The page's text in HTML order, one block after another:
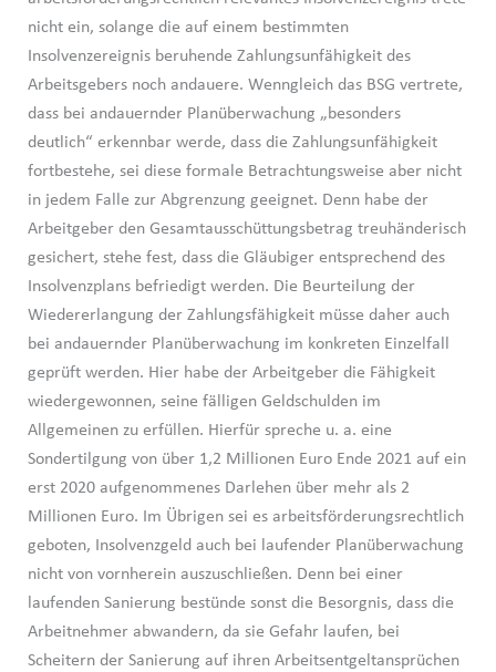
nicht ein, solange die auf einem bestimmten
Insolvenzereignis beruhende Zahlungsunfähigkeit des
Arbeitsgebers noch andauere. Wenngleich das BSG vertrete,
dass bei andauernder Planüberwachung „besonders
deutlich“ erkennbar werde, dass die Zahlungsunfähigkeit
fortbestehe, sei diese formale Betrachtungsweise aber nicht
in jedem Falle zur Abgrenzung geeignet. Denn habe der
Arbeitgeber den Gesamtausschüttungsbetrag treuhänderisch
gesichert, stehe fest, dass die Gläubiger entsprechend des
Insolvenzplans befriedigt werden. Die Beurteilung der
Wiedererlangung der Zahlungsfähigkeit müsse daher auch
bei andauernder Planüberwachung im konkreten Einzelfall
geprüft werden. Hier habe der Arbeitgeber die Fähigkeit
wiedergewonnen, seine fälligen Geldschulden im
Allgemeinen zu erfüllen. Hierfür spreche u. a. eine
Sondertilgung von über 1,2 Millionen Euro Ende 2021 auf ein
erst 2020 aufgenommenes Darlehen über mehr als 2
Millionen Euro. Im Übrigen sei es arbeitsförderungsrechtlich
geboten, Insolvenzgeld auch bei laufender Planüberwachung
nicht von vornherein auszuschließen. Denn bei einer
laufenden Sanierung bestünde sonst die Besorgnis, dass die
Arbeitnehmer abwandern, da sie Gefahr laufen, bei
Scheitern der Sanierung auf ihren Arbeitsentgeltansprüchen